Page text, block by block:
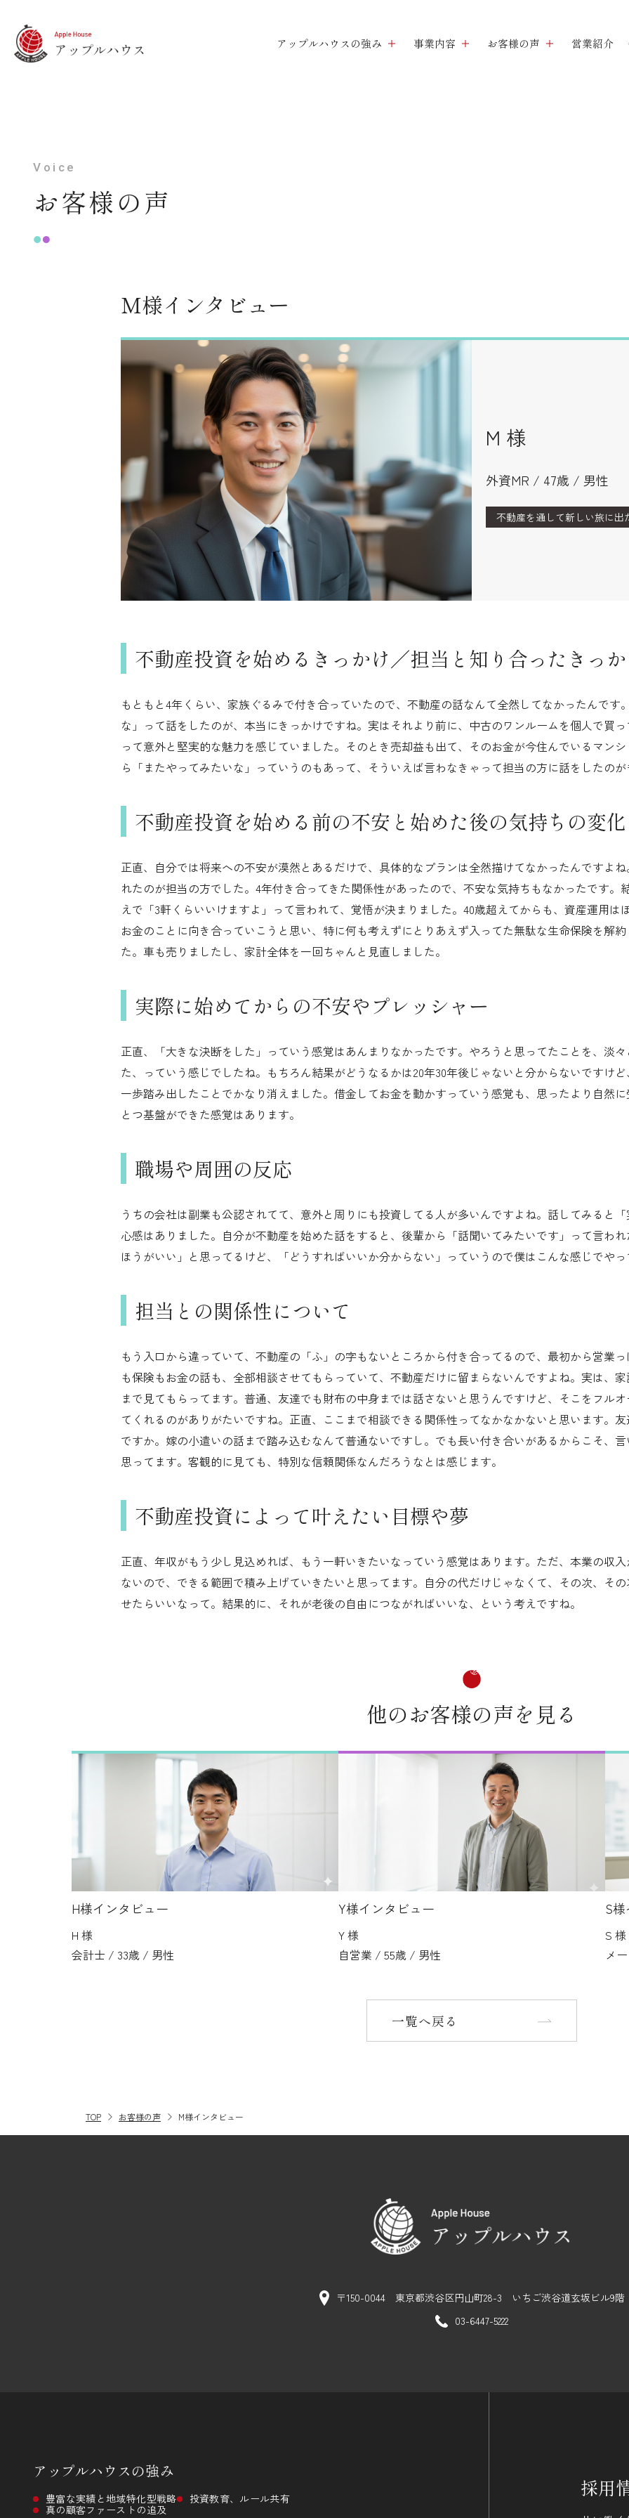
アップルハウスの強み 事業内容 お客様の声 営業紹介
Voice
お客様の声
M様インタビュー
M 様
外資MR / 47歳 / 男性
不動産を通して新しい旅に出
不動産投資を始めるきっかけ／担当と知り合ったきっ
もともと4年くらい、家族ぐるみで付き合っていたので、不動産の話なんて全然してなかったんです
な」って話をしたのが、本当にきっかけですね。実はそれより前に、中古のワンルームを個人で買
って意外と堅実的な魅力を感じていました。そのとき売却益も出て、そのお金が今住んでいるマン
ら「またやってみたいな」っていうのもあって、そういえば言わなきゃって担当の方に話をしたの
不動産投資を始める前の不安と始めた後の気持ちの変化
正直、自分では将来への不安が漠然とあるだけで、具体的なプランは全然描けてなかったんですよ
れたのが担当の方でした。4年付き合ってきた関係性があったので、不安な気持ちもなかったです。
えで「3軒くらいいけますよ」って言われて、覚悟が決まりました。40歳超えてからも、資産運用
お金のことに向き合っていこうと思い、特に何も考えずにとりあえず入ってた無駄な生命保険を解
た。車も売りましたし、家計全体を一回ちゃんと見直しました。
実際に始めてからの不安やプレッシャー
正直、「大きな決断をした」っていう感覚はあんまりなかったです。やろうと思ってたことを、淡
た、っていう感じでしたね。もちろん結果がどうなるかは20年30年後じゃないと分からないですけ
一歩踏み出したことでかなり消えました。借金してお金を動かすっていう感覚も、思ったより自然
とつ基盤ができた感覚はあります。
職場や周囲の反応
うちの会社は副業も公認されてて、意外と周りにも投資してる人が多いんですよね。話してみると
心感はありました。自分が不動産を始めた話をすると、後輩から「話聞いてみたいです」って言わ
ほうがいい」と思ってるけど、「どうすればいいか分からない」っていうので僕はこんな感じでや
担当との関係性について
もう入口から違っていて、不動産の「ふ」の字もないところから付き合ってるので、最初から営業
も保険もお金の話も、全部相談させてもらっていて、不動産だけに留まらないんですよね。実は、
まで見てもらってます。普通、友達でも財布の中身までは話さないと思うんですけど、そこをフル
てくれるのがありがたいですね。正直、ここまで相談できる関係性ってなかなかないと思います。
ですか。嫁の小遣いの話まで踏み込むなんて普通ないですし。でも長い付き合いがあるからこそ、
思ってます。客観的に見ても、特別な信頼関係なんだろうなとは感じます。
不動産投資によって叶えたい目標や夢
正直、年収がもう少し見込めれば、もう一軒いきたいなっていう感覚はあります。ただ、本業の収
ないので、できる範囲で積み上げていきたいと思ってます。自分の代だけじゃなくて、その次、そ
せたらいいなって。結果的に、それが老後の自由につながればいいな、という考えですね。
他のお客様の声を見る
H様インタビュー
H 様
会計士 / 33歳 / 男性
Y様インタビュー
Y 様
自営業 / 55歳 / 男性
S
S 様
メ
一覧へ戻る
TOP お客様の声 M様インタビュー
〒150-0044 東京都渋谷区円山町28-3
いちご渋谷道玄坂ビル9階
03-6447-5222
アップルハウスの強み
豊富な実績と地域特化型戦略
投資教育、ルール共有
真の顧客ファーストの追及
採用